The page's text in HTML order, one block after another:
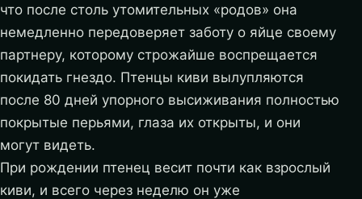
что после столь утомительных «родов» она
немедленно передоверяет заботу о яйце своему
партнеру, которому строжайше воспрещается
покидать гнездо. Птенцы киви вылупляются
после 80 дней упорного высиживания полностью
покрытые перьями, глаза их открыты, и они
могут видеть.
При рождении птенец весит почти как взрослый
киви, и всего через неделю он уже